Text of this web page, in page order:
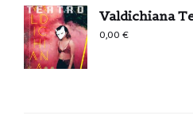
Valdichiana
0,00€